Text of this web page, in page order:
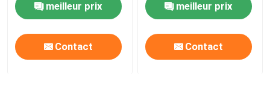
meilleur prix
Contact
meilleur prix
Contact